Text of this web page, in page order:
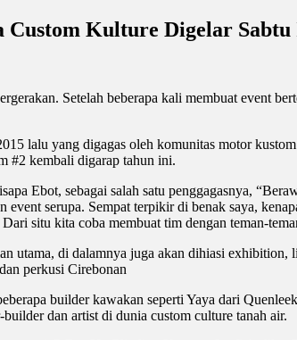
Custom Kulture Digelar
Setelah beberapa kali membuat event
lalu yang digagas oleh komunitas motor
#2 kembali digarap tahun ini.
Ebot, sebagai salah satu penggagasnya,
serupa. Sempat terpikir di benak saya,
situ kita coba membuat tim dengan teman-
utama, di dalamnya juga akan dihiasi
perkusi Cirebonan
builder kawakan seperti Yaya dari
dan artist di dunia custom culture tanah air.